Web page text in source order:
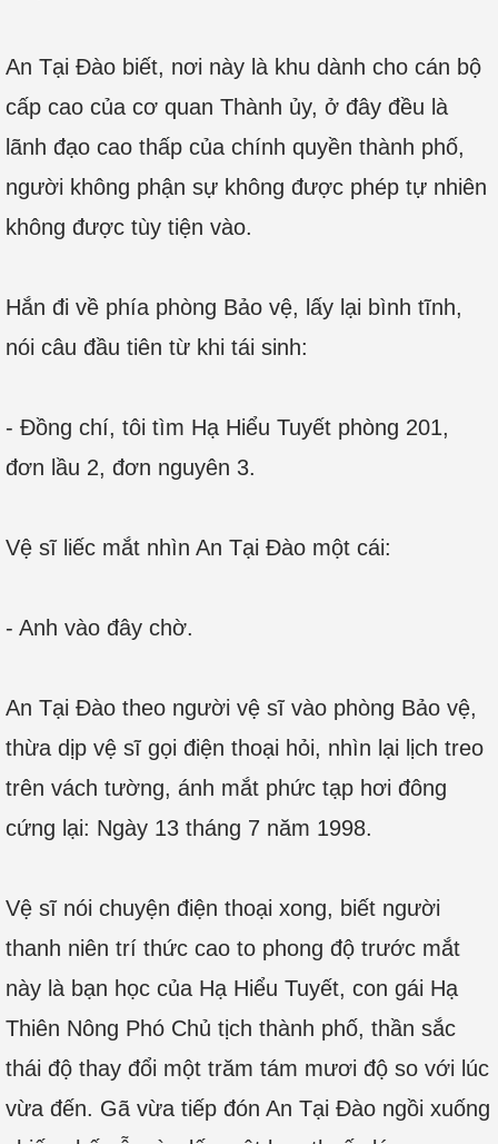
An Tại Đào biết, nơi này là khu dành cho cán bộ
cấp cao của cơ quan Thành ủy, ở đây đều là
lãnh đạo cao thấp của chính quyền thành phố,
người không phận sự không được phép tự nhiên
không được tùy tiện vào.
Hắn đi về phía phòng Bảo vệ, lấy lại bình tĩnh,
nói câu đầu tiên từ khi tái sinh:
- Đồng chí, tôi tìm Hạ Hiểu Tuyết phòng 201,
đơn lầu 2, đơn nguyên 3.
Vệ sĩ liếc mắt nhìn An Tại Đào một cái:
- Anh vào đây chờ.
An Tại Đào theo người vệ sĩ vào phòng Bảo vệ,
thừa dịp vệ sĩ gọi điện thoại hỏi, nhìn lại lịch treo
trên vách tường, ánh mắt phức tạp hơi đông
cứng lại: Ngày 13 tháng 7 năm 1998.
Vệ sĩ nói chuyện điện thoại xong, biết người
thanh niên trí thức cao to phong độ trước mắt
này là bạn học của Hạ Hiểu Tuyết, con gái Hạ
Thiên Nông Phó Chủ tịch thành phố, thần sắc
thái độ thay đổi một trăm tám mươi độ so với lúc
vừa đến. Gã vừa tiếp đón An Tại Đào ngồi xuống